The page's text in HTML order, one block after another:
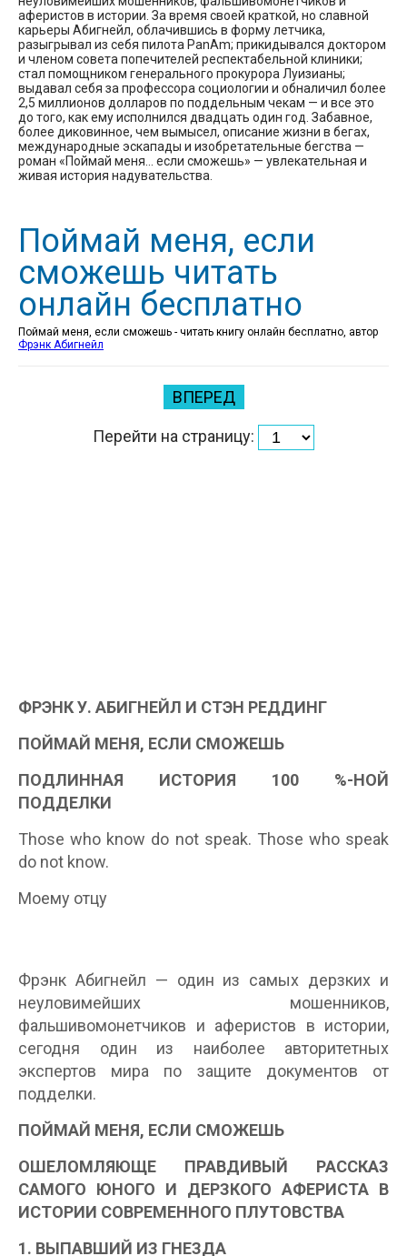
аферистов в истории. За время своей краткой, но славной
карьеры Абигнейл, облачившись в форму летчика,
разыгрывал из себя пилота PanAm; прикидывался доктором
и членом совета попечителей респектабельной клиники;
стал помощником генерального прокурора Луизианы;
выдавал себя за профессора социологии и обналичил более
2,5 миллионов долларов по поддельным чекам — и все это
до того, как ему исполнился двадцать один год. Забавное,
более диковинное, чем вымысел, описание жизни в бегах,
международные эскапады и изобретательные бегства —
роман «Поймай меня… если сможешь» — увлекательная и
живая история надувательства.
Поймай меня, если
сможешь читать
онлайн бесплатно
Поймай меня, если сможешь - читать книгу онлайн бесплатно, автор
Фрэнк Абигнейл
ВПЕРЕД
Перейти на страницу:
ФРЭНК У. АБИГНЕЙЛ И СТЭН РЕДДИНГ
ПОЙМАЙ МЕНЯ, ЕСЛИ СМОЖЕШЬ
ПОДЛИННАЯ ИСТОРИЯ 100 %-НОЙ
ПОДДЕЛКИ
Those who know do not speak. Those who speak
do not know.
Моему отцу
Фрэнк Абигнейл — один из самых дерзких и
неуловимейших мошенников,
фальшивомонетчиков и аферистов в истории,
сегодня один из наиболее авторитетных
экспертов мира по защите документов от
подделки.
ПОЙМАЙ МЕНЯ, ЕСЛИ СМОЖЕШЬ
ОШЕЛОМЛЯЮЩЕ ПРАВДИВЫЙ РАССКАЗ
САМОГО ЮНОГО И ДЕРЗКОГО АФЕРИСТА В
ИСТОРИИ СОВРЕМЕННОГО ПЛУТОВСТВА
1. ВЫПАВШИЙ ИЗ ГНЕЗДА